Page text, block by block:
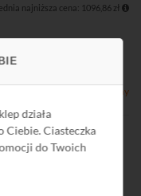
działa
Ciebie. Ciasteczka
do Twoich
LLDP oraz
najniższa cena: 1096,86 zł
Dostępny